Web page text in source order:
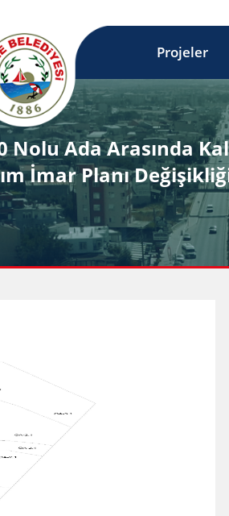
Projeler
Nolu Ada Arasında
İmar Planı